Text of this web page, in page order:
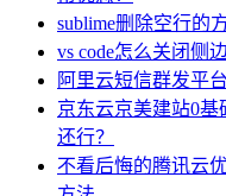
sublime删除空行的
vs code怎么关闭侧边
阿里云短信群发平
京东云京美建站0
还行？
不看后悔的腾讯云